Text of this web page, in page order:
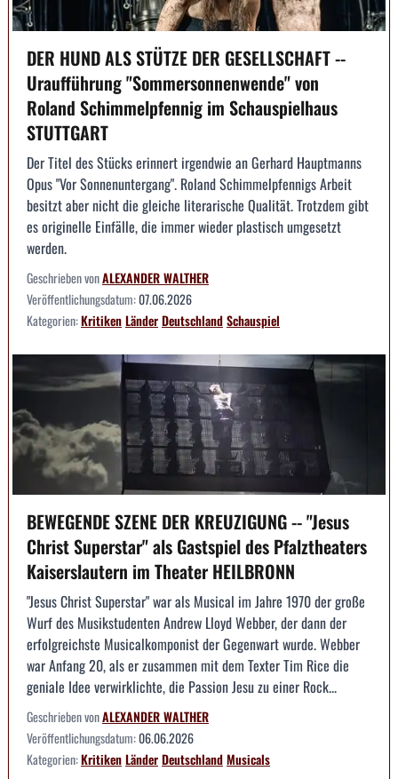
DER HUND ALS STÜTZE DER GESELLSCHAFT --
Uraufführung "Sommersonnenwende" von
Roland Schimmelpfennig im Schauspielhaus
STUTTGART
Der Titel des Stücks erinnert irgendwie an Gerhard Hauptmanns
Opus "Vor Sonnenuntergang". Roland Schimmelpfennigs Arbeit
besitzt aber nicht die gleiche literarische Qualität. Trotzdem gibt
es originelle Einfälle, die immer wieder plastisch umgesetzt
werden.
Geschrieben vonALEXANDER WALTHER
Veröffentlichungsdatum:07.06.2026
Kategorien:KritikenLänderDeutschlandSchauspiel
BEWEGENDE SZENE DER KREUZIGUNG -- "Jesus
Christ Superstar" als Gastspiel des Pfalztheaters
Kaiserslautern im Theater HEILBRONN
"Jesus Christ Superstar" war als Musical im Jahre 1970 der große
Wurf des Musikstudenten Andrew Lloyd Webber, der dann der
erfolgreichste Musicalkomponist der Gegenwart wurde. Webber
war Anfang 20, als er zusammen mit dem Texter Tim Rice die
geniale Idee verwirklichte, die Passion Jesu zu einer Rock...
Geschrieben vonALEXANDER WALTHER
Veröffentlichungsdatum:06.06.2026
Kategorien:KritikenLänderDeutschlandMusicals